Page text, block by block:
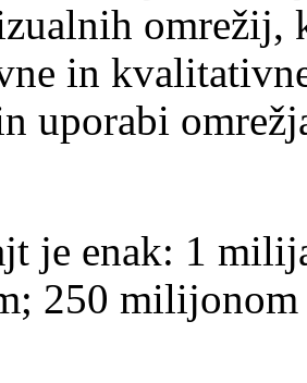
omrežij,
in
uporabi
je enak: 1
250